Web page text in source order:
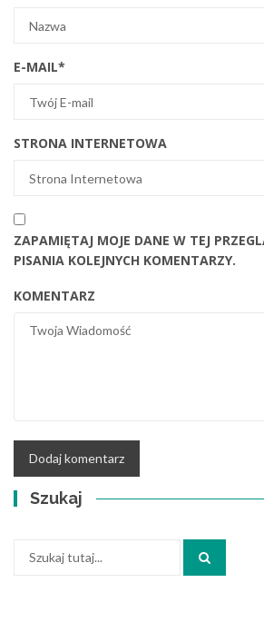
E-MAIL*
STRONA INTERNETOWA
ZAPAMIĘTAJ MOJE DANE W TEJ
PISANIA KOLEJNYCH KOMENTARZY.
KOMENTARZ
Szukaj